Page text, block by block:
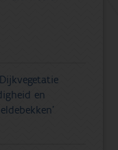
en